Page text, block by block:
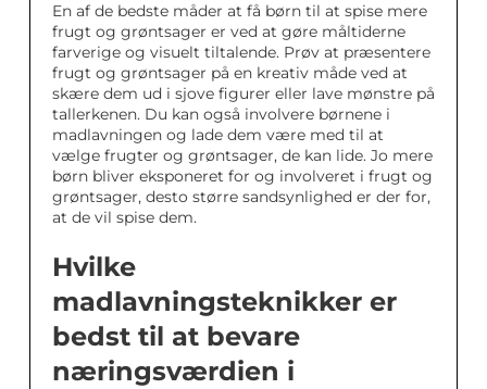
En af de bedste måder at få børn til at spise mere
frugt og grøntsager er ved at gøre måltiderne
farverige og visuelt tiltalende. Prøv at præsentere
frugt og grøntsager på en kreativ måde ved at
skære dem ud i sjove figurer eller lave mønstre på
tallerkenen. Du kan også involvere børnene i
madlavningen og lade dem være med til at
vælge frugter og grøntsager, de kan lide. Jo mere
børn bliver eksponeret for og involveret i frugt og
grøntsager, desto større sandsynlighed er der for,
at de vil spise dem.
Hvilke
madlavningsteknikker er
bedst til at bevare
næringsværdien i